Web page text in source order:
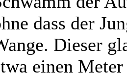
dass der
Dieser
einen